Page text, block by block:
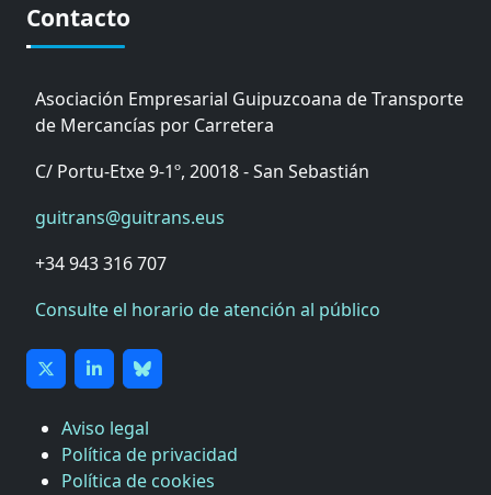
Contacto
Asociación Empresarial Guipuzcoana de Transporte
de Mercancías por Carretera
C/ Portu-Etxe 9-1º, 20018 - San Sebastián
guitrans@guitrans.eus
+34 943 316 707
Consulte el horario de atención al público
Aviso legal
Política de privacidad
Política de cookies